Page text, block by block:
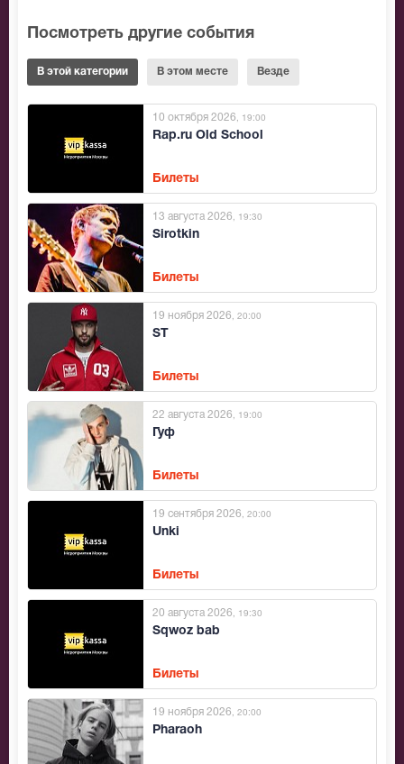
Посмотреть другие события
В этой категории В этом месте Везде
Rap.ru Old School
10 октября 2026 , 19:00
Билеты
Sirotkin
13 августа 2026 , 19:30
Билеты
ST
19 ноября 2026 , 20:00
Билеты
Гуф
22 августа 2026 , 19:00
Билеты
Unki
19 сентября 2026 , 20:00
Билеты
Sqwoz bab
20 августа 2026 , 19:30
Билеты
Pharaoh
19 ноября 2026 , 20:00